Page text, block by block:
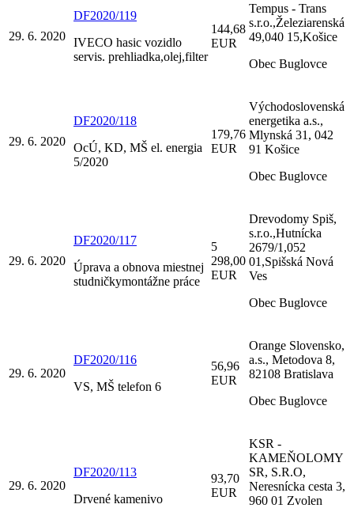
29. 6. 2020
DF2020/119
IVECO hasic vozidlo
servis. prehliadka,olej,filter
144,68
EUR
Tempus - Trans
s.r.o.,Železiarenská
49,040 15,Košice
Obec Buglovce
29. 6. 2020
DF2020/118
OcÚ, KD, MŠ el. energia
5/2020
179,76
EUR
Východoslovenská
energetika a.s.,
Mlynská 31, 042
91 Košice
Obec Buglovce
29. 6. 2020
DF2020/117
Úprava a obnova miestnej
studničkymontážne práce
5
298,00
EUR
Drevodomy Spiš,
s.r.o.,Hutnícka
2679/1,052
01,Spišská Nová
Ves
Obec Buglovce
29. 6. 2020
DF2020/116
VS, MŠ telefon 6
56,96
EUR
Orange Slovensko,
a.s., Metodova 8,
82108 Bratislava
Obec Buglovce
29. 6. 2020
DF2020/113
Drvené kamenivo
93,70
EUR
KSR -
KAMEŇOLOMY
SR, S.R.O,
Neresnícka cesta 3,
960 01 Zvolen